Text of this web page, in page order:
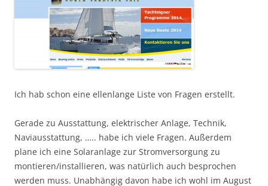
Ich hab schon eine ellenlange Liste von Fragen erstellt.
Gerade zu Ausstattung, elektrischer Anlage, Technik,
Naviausstattung, ….. habe ich viele Fragen. Außerdem
plane ich eine Solaranlage zur Stromversorgung zu
montieren/installieren, was natürlich auch besprochen
werden muss. Unabhängig davon habe ich wohl im August